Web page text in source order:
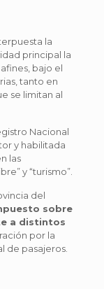
la
principal la
bajo el
tanto en
se limitan al
Nacional
y habilitada
las
y “turismo”.
del
sobre
a distintos
por la
de pasajeros.